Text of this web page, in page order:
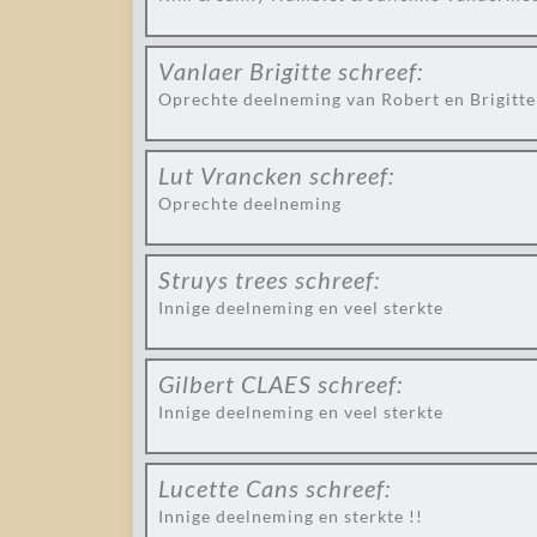
Vanlaer Brigitte schreef:
Oprechte deelneming van Robert en
Lut Vrancken schreef:
Oprechte deelneming
Struys trees schreef:
Innige deelneming en veel sterkte
Gilbert CLAES schreef:
Innige deelneming en veel sterkte
Lucette Cans schreef:
Innige deelneming en sterkte !!